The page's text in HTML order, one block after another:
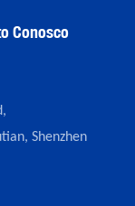
Conosco
Shenzhen